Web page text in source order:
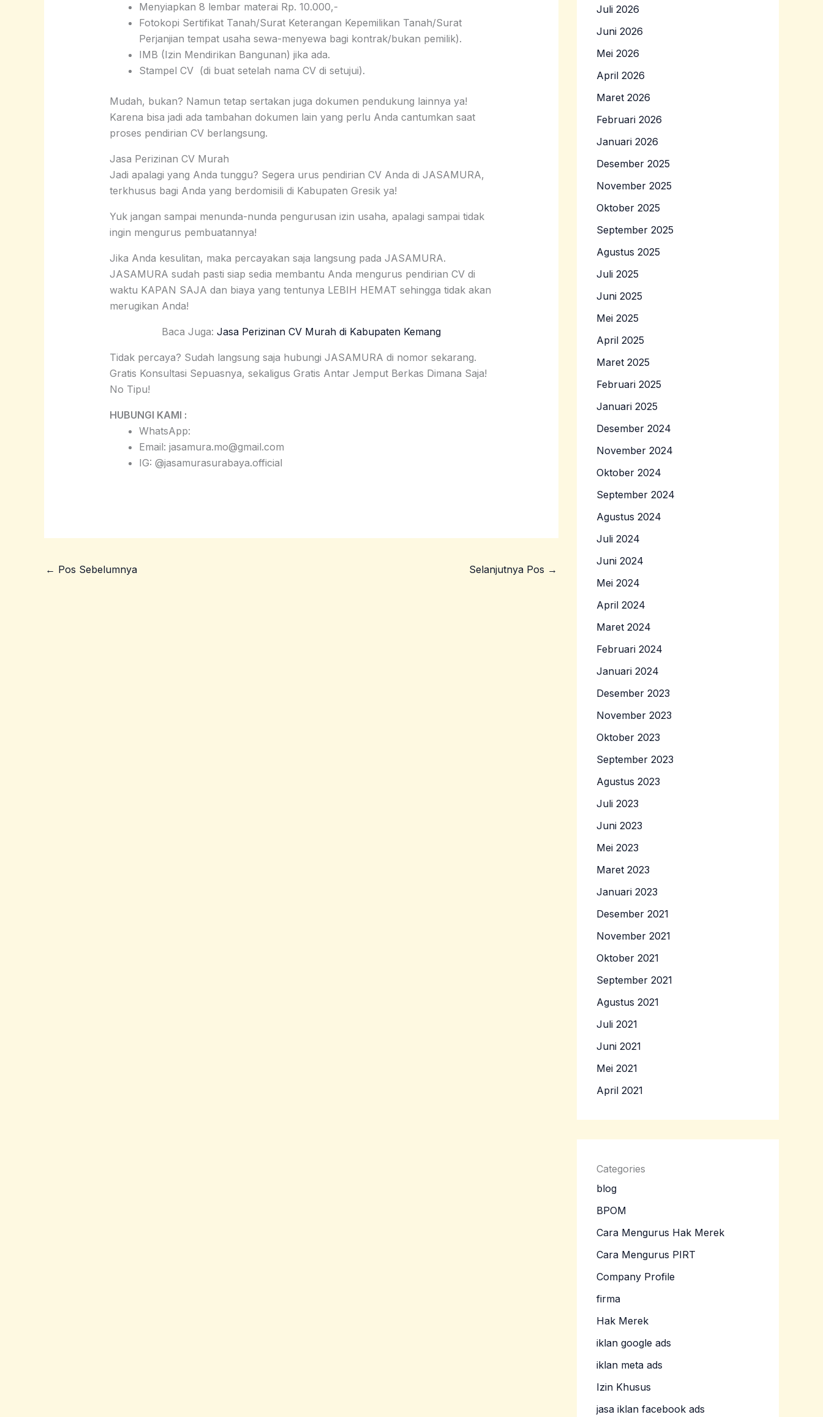
Menyiapkan 8 lembar materai Rp. 10.000,-
Fotokopi Sertifikat Tanah/Surat Keterangan Kepemilikan Tanah/Surat
Perjanjian tempat usaha sewa-menyewa bagi kontrak/bukan pemilik).
IMB (Izin Mendirikan Bangunan) jika ada.
Stampel CV (di buat setelah nama CV di setujui).
Mudah, bukan? Namun tetap sertakan juga dokumen pendukung lainnya ya!
Karena bisa jadi ada tambahan dokumen lain yang perlu Anda cantumkan saat
proses pendirian CV berlangsung.
Jasa Perizinan CV Murah
Jadi apalagi yang Anda tunggu? Segera urus pendirian CV Anda di JASAMURA,
terkhusus bagi Anda yang berdomisili di Kabupaten Gresik ya!
Yuk jangan sampai menunda-nunda pengurusan izin usaha, apalagi sampai tidak
ingin mengurus pembuatannya!
Jika Anda kesulitan, maka percayakan saja langsung pada JASAMURA.
JASAMURA sudah pasti siap sedia membantu Anda mengurus pendirian CV di
waktu KAPAN SAJA dan biaya yang tentunya LEBIH HEMAT sehingga tidak akan
merugikan Anda!
Baca Juga: Jasa Perizinan CV Murah di Kabupaten Kemang
Tidak percaya? Sudah langsung saja hubungi JASAMURA di nomor sekarang.
Gratis Konsultasi Sepuasnya, sekaligus Gratis Antar Jemput Berkas Dimana Saja!
No Tipu!
HUBUNGI KAMI :
WhatsApp:
Email: jasamura.mo@gmail.com
IG: @jasamurasurabaya.official
← Pos Sebelumnya Selanjutnya Pos →
Juli 2026
Juni 2026
Mei 2026
April 2026
Maret 2026
Februari 2026
Januari 2026
Desember 2025
November 2025
Oktober 2025
September 2025
Agustus 2025
Juli 2025
Juni 2025
Mei 2025
April 2025
Maret 2025
Februari 2025
Januari 2025
Desember 2024
November 2024
Oktober 2024
September 2024
Agustus 2024
Juli 2024
Juni 2024
Mei 2024
April 2024
Maret 2024
Februari 2024
Januari 2024
Desember 2023
November 2023
Oktober 2023
September 2023
Agustus 2023
Juli 2023
Juni 2023
Mei 2023
Maret 2023
Januari 2023
Desember 2021
November 2021
Oktober 2021
September 2021
Agustus 2021
Juli 2021
Juni 2021
Mei 2021
April 2021
Categories
blog
BPOM
Cara Mengurus Hak Merek
Cara Mengurus PIRT
Company Profile
firma
Hak Merek
iklan google ads
iklan meta ads
Izin Khusus
jasa iklan facebook ads